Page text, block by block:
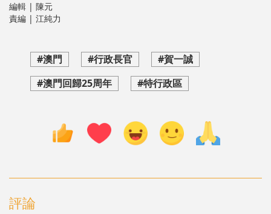
編輯 | 陳元
責編 | 江純力
#澳門 #行政長官
#賀一誠
#澳門回歸25周年
#特行政區
評論